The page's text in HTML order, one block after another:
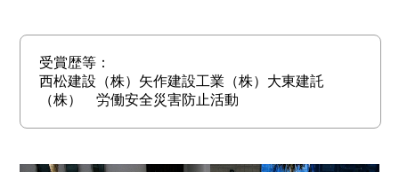
受賞歴等：
西松建設（株）矢作建設工業（株）大東建託
（株） 労働安全災害防止活動